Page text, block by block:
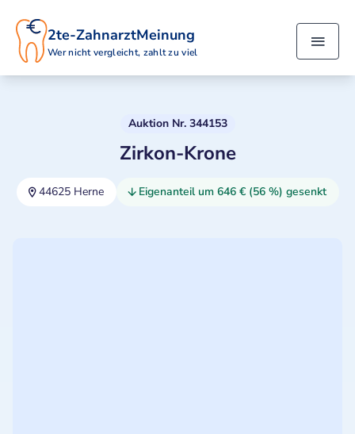
2te-ZahnarztMeinung
Wer nicht vergleicht, zahlt zu viel
Auktion Nr. 344153
Zirkon-Krone
44625 Herne Eigenanteil um 646 € (56 %) gesenkt